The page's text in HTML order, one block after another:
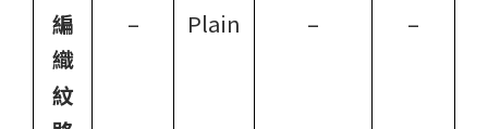
編
織
紋
– Plain – –